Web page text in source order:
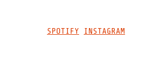
SPOTIFY INSTAGRAM